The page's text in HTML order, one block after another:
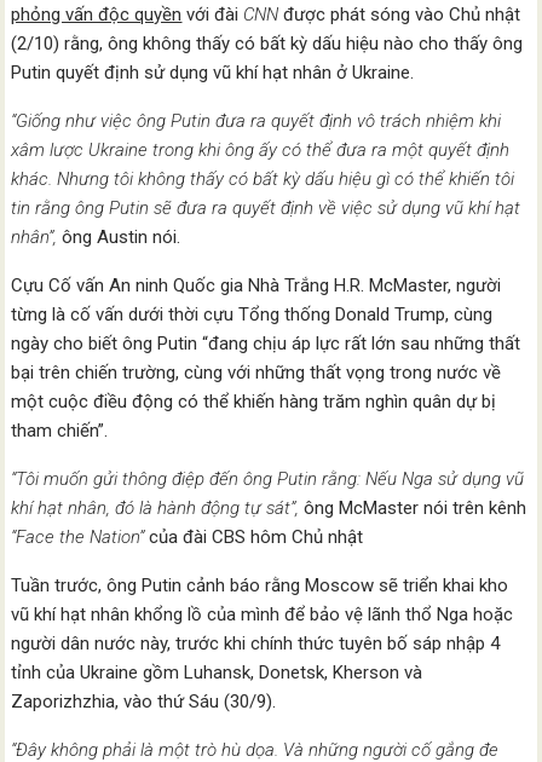
phỏng vấn độc quyền với đài CNN được phát sóng vào Chủ nhật
(2/10) rằng, ông không thấy có bất kỳ dấu hiệu nào cho thấy ông
Putin quyết định sử dụng vũ khí hạt nhân ở Ukraine.
“Giống như việc ông Putin đưa ra quyết định vô trách nhiệm khi
xâm lược Ukraine trong khi ông ấy có thể đưa ra một quyết định
khác. Nhưng tôi không thấy có bất kỳ dấu hiệu gì có thể khiến tôi
tin rằng ông Putin sẽ đưa ra quyết định về việc sử dụng vũ khí hạt
nhân”, ông Austin nói.
Cựu Cố vấn An ninh Quốc gia Nhà Trắng H.R. McMaster, người
từng là cố vấn dưới thời cựu Tổng thống Donald Trump, cùng
ngày cho biết ông Putin “đang chịu áp lực rất lớn sau những thất
bại trên chiến trường, cùng với những thất vọng trong nước về
một cuộc điều động có thể khiến hàng trăm nghìn quân dự bị
tham chiến”.
“Tôi muốn gửi thông điệp đến ông Putin rằng: Nếu Nga sử dụng vũ
khí hạt nhân, đó là hành động tự sát”,ông McMaster nói trên kênh
“Face the Nation”của đài CBS hôm Chủ nhật
Tuần trước, ông Putin cảnh báo rằng Moscow sẽ triển khai kho
vũ khí hạt nhân khổng lồ của mình để bảo vệ lãnh thổ Nga hoặc
người dân nước này, trước khi chính thức tuyên bố sáp nhập 4
tỉnh của Ukraine gồm Luhansk, Donetsk, Kherson và
Zaporizhzhia, vào thứ Sáu (30/9).
“Đây không phải là một trò hù dọa. Và những người cố gắng đe